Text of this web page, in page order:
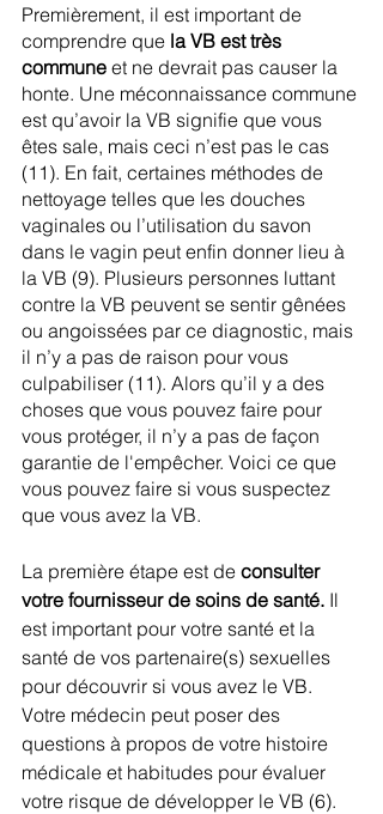
Premièrement, il est important de
comprendre que la VB est très
commune et ne devrait pas causer la
honte. Une méconnaissance commune
est qu’avoir la VB signifie que vous
êtes sale, mais ceci n’est pas le cas
(11). En fait, certaines méthodes de
nettoyage telles que les douches
vaginales ou l’utilisation du savon
dans le vagin peut enfin donner lieu à
la VB (9). Plusieurs personnes luttant
contre la VB peuvent se sentir gênées
ou angoissées par ce diagnostic, mais
il n’y a pas de raison pour vous
culpabiliser (11). Alors qu’il y a des
choses que vous pouvez faire pour
vous protéger, il n’y a pas de façon
garantie de l'empêcher. Voici ce que
vous pouvez faire si vous suspectez
que vous avez la VB.
La première étape est de consulter
votre fournisseur de soins de santé. Il
est important pour votre santé et la
santé de vos partenaire(s) sexuelles
pour découvrir si vous avez le VB.
Votre médecin peut poser des
questions à propos de votre histoire
médicale et habitudes pour évaluer
votre risque de développer le VB (6).